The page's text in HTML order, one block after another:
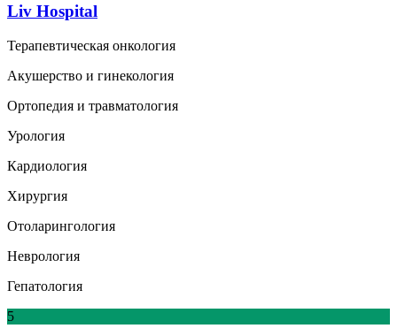
Liv Hospital
Терапевтическая онкология
Акушерство и гинекология
Ортопедия и травматология
Урология
Кардиология
Хирургия
Отоларингология
Неврология
Гепатология
5